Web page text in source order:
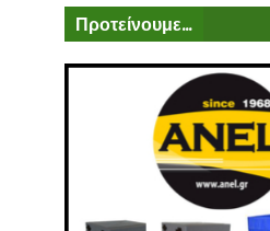
Προτείνουμε...